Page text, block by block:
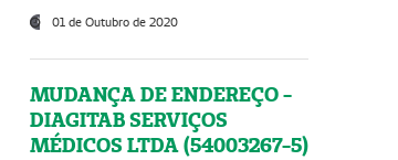
01 de Outubro de 2020
MUDANÇA DE ENDEREÇO -
DIAGITAB SERVIÇOS
MÉDICOS LTDA (54003267-5)